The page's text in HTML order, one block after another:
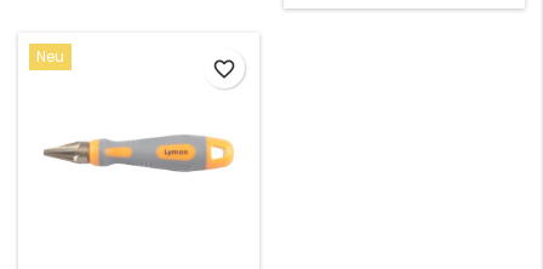
Neu
favorite_border